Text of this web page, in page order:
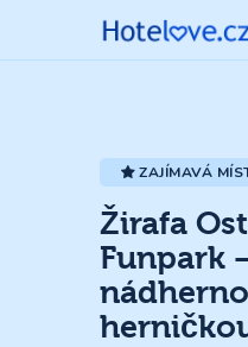
ZAJÍMAVÁ
Žirafa
Funpark